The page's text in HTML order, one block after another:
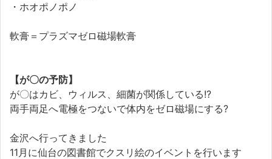
・ホオポノポノ
軟膏＝プラズマゼロ磁場軟膏
【が〇の予防】
が〇はカビ、ウィルス、細菌が関係している!?
両手両足へ電極をつないで体内をゼロ磁場にする?
金沢へ行ってきました
11月に仙台の図書館でクスリ絵のイベントを行います